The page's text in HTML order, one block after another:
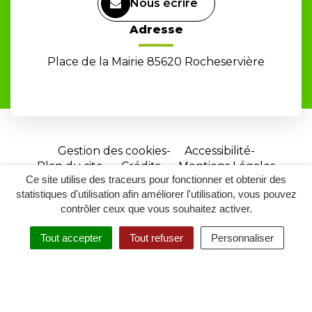
Ce site utilise des traceurs pour fonctionner et obtenir des
statistiques d'utilisation afin améliorer l'utilisation, vous pouvez
contrôler ceux que vous souhaitez activer.
Tout accepter Tout refuser Personnaliser
RECHERCHER
ACCESSIBILITÉ
Nous écrire
Adresse
Place de la Mairie 85620 Rocheservière
Gestion des cookies
Accessibilité
Plan du site
Crédits
Mentions Légales
Site
réalisé
par
Inovagora